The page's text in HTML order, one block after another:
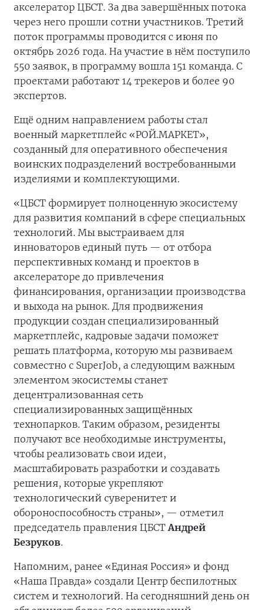
акселератор ЦБСТ. За два завершённых потока
через него прошли сотни участников. Третий
поток программы проводится с июня по
октябрь 2026 года. На участие в нём поступило
550 заявок, в программу вошла 151 команда. С
проектами работают 14 трекеров и более 90
экспертов.
Ещё одним направлением работы стал
военный маркетплейс «РОЙ.МАРКЕТ»,
созданный для оперативного обеспечения
воинских подразделений востребованными
изделиями и комплектующими.
«ЦБСТ формирует полноценную экосистему
для развития компаний в сфере специальных
технологий. Мы выстраиваем для
инноваторов единый путь — от отбора
перспективных команд и проектов в
акселераторе до привлечения
финансирования, организации производства
и выхода на рынок. Для продвижения
продукции создан специализированный
маркетплейс, кадровые задачи поможет
решать платформа, которую мы развиваем
совместно с SuperJob, а следующим важным
элементом экосистемы станет
децентрализованная сеть
специализированных защищённых
технопарков. Таким образом, резиденты
получают все необходимые инструменты,
чтобы реализовать свои идеи,
масштабировать разработки и создавать
решения, которые укрепляют
технологический суверенитет и
обороноспособность страны», — отметил
председатель правления ЦБСТ Андрей
Безруков.
Напомним, ранее «Единая Россия» и фонд
«Наша Правда» создали Центр беспилотных
систем и технологий. На сегодняшний день он